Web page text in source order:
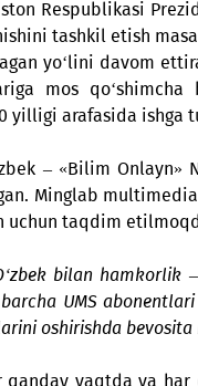
tashkil
yo‘lini
mos
30 yilligi arafasida
Uzbek – «Bilim
Minglab
uchun taqdim
O‘zbek bilan